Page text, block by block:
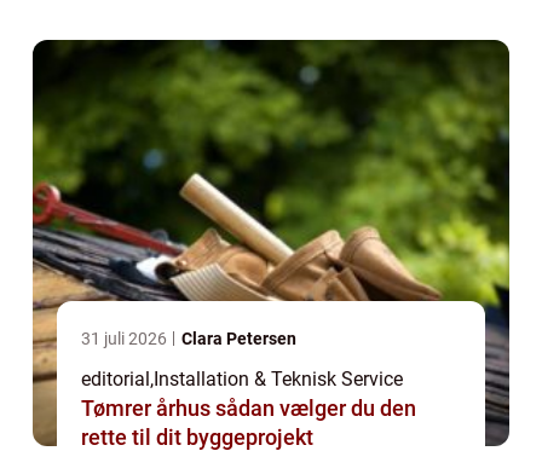
31 juli 2026 Clara Petersen
editorial,Installation & Teknisk Service
Tømrer århus sådan vælger du den
rette til dit byggeprojekt